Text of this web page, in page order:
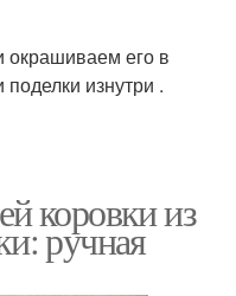
окрашиваем его в
изнутри .
коровки из
ручная